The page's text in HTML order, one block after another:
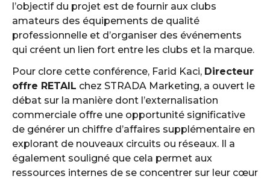
l’objectif du projet est de fournir aux clubs
amateurs des équipements de qualité
professionnelle et d’organiser des événements
qui créent un lien fort entre les clubs et la marque.
Pour clore cette conférence, Farid Kaci, Directeur
offre RETAIL chez STRADA Marketing, a ouvert le
débat sur la manière dont l’externalisation
commerciale offre une opportunité significative
de générer un chiffre d’affaires supplémentaire en
explorant de nouveaux circuits ou réseaux. Il a
également souligné que cela permet aux
ressources internes de se concentrer sur leur cœur